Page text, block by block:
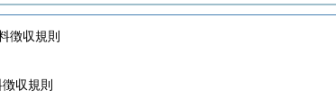
徴収規則
収規則